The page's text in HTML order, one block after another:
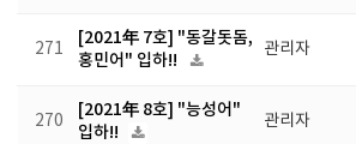
271
[2021年 7호] "동갈돗돔,
홍민어" 입하!!
관리자
270
[2021年 8호] "능성어"
입하!!
관리자